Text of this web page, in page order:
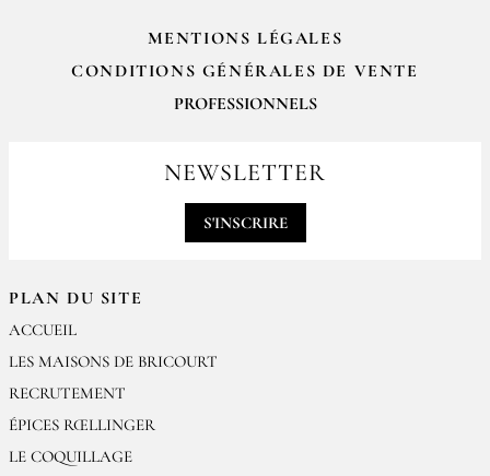
PLAN DU SITE
ACCUEIL
LES MAISONS DE BRICOURT
RECRUTEMENT
ÉPICES RŒLLINGER
LE COQUILLAGE
MENTIONS LÉGALES
CONDITIONS GÉNÉRALES DE VENTE
PROFESSIONNELS
contact@epices-roellinger.comNEWSLETTER
S'INSCRIRE